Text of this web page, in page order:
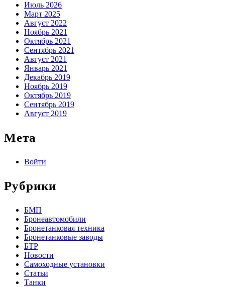
Июль 2026
Март 2025
Август 2022
Ноябрь 2021
Октябрь 2021
Сентябрь 2021
Август 2021
Январь 2021
Декабрь 2019
Ноябрь 2019
Октябрь 2019
Сентябрь 2019
Август 2019
Мета
Войти
Рубрики
БМП
Бронеавтомобили
Бронетанковая техника
Бронетанковые заводы
БТР
Новости
Самоходные установки
Статьи
Танки